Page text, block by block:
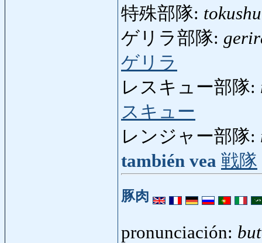
特殊部隊:
ゲリラ部隊:
ゲリラ
レスキュー部隊:
スキュー
レンジャー部隊:
también vea 戦隊
豚肉
pronunciación: